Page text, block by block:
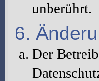
unberührt.
6.
Der